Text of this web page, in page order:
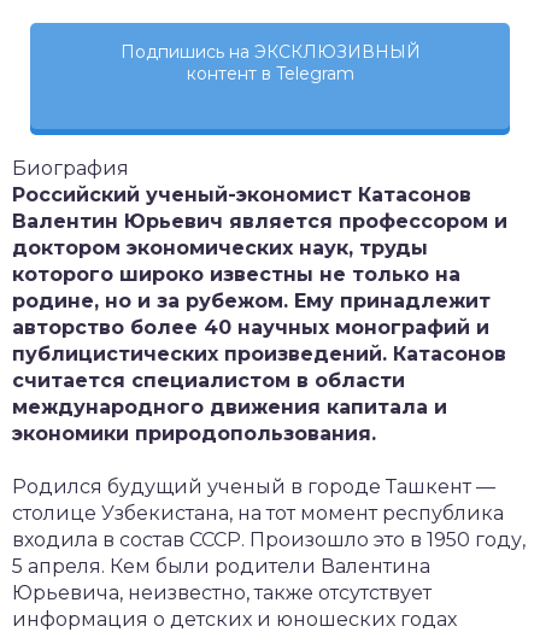
Подпишись на ЭКСКЛЮЗИВНЫЙ
контент в Telegram
Биография
Российский ученый-экономист Катасонов
Валентин Юрьевич является профессором и
доктором экономических наук, труды
которого широко известны не только на
родине, но и за рубежом. Ему принадлежит
авторство более 40 научных монографий и
публицистических произведений. Катасонов
считается специалистом в области
международного движения капитала и
экономики природопользования.
Родился будущий ученый в городе Ташкент —
столице Узбекистана, на тот момент республика
входила в состав СССР. Произошло это в 1950 году,
5 апреля. Кем были родители Валентина
Юрьевича, неизвестно, также отсутствует
информация о детских и юношеских годах